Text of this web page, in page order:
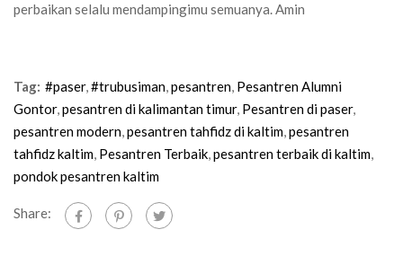
perbaikan selalu mendampingimu semuanya. Amin
Tag: #paser,#trubusiman,pesantren, Pesantren Alumni
Gontor,pesantren di kalimantan timur, Pesantren di paser,
pesantren modern,pesantren tahfidz di kaltim,pesantren
tahfidz kaltim, Pesantren Terbaik,pesantren terbaik di kaltim,
pondok pesantren kaltim
Share: